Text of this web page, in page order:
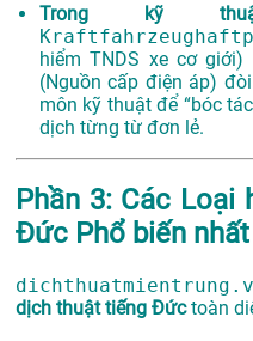
Trong kỹ
hiểm TNDS xe cơ giới)
(Nguồn cấp điện áp)
môn kỹ thuật để “bóc
dịch từng từ đơn lẻ.
Phần 3: Các Loại
Đức Phổ biến nhất
dịch thuật tiếng Đứctoàn